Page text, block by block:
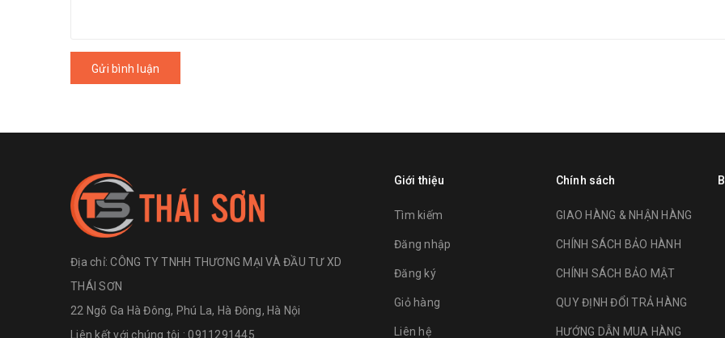
Gửi bình luận
Địa chỉ:CÔNG TY TNHH THƯƠNG MẠI VÀ ĐẦU TƯ XD
THÁI SƠN
22 Ngõ Ga Hà Đông, Phú La, Hà Đông, Hà Nội
Liên kết với chúng tôi : 0911291445
Giới thiệu
Tìm kiếm
Đăng nhập
Đăng ký
Giỏ hàng
Liên hệ
Chính sách
GIAO HÀNG & NHẬN HÀNG
CHÍNH SÁCH BẢO HÀNH
CHÍNH SÁCH BẢO MẬT
QUY ĐỊNH ĐỔI TRẢ HÀNG
HƯỚNG DẪN MUA HÀNG